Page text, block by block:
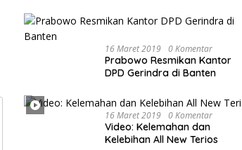
16 Maret 2019 0 Komentar
Prabowo Resmikan Kantor
DPD Gerindra di Banten
16 Maret 2019 0 Komentar
Video: Kelemahan dan
Kelebihan All New Terios